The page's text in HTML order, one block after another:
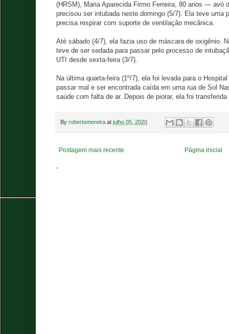
(HRSM), Maria Aparecida Firmo Ferreira, 80 anos — avó
precisou ser intubada neste domingo (5/7). Ela teve uma
precisa respirar com suporte de ventilação mecânica.
Até sábado (4/7), ela fazia uso de máscara de oxigênio.
teve de ser sedada para passar pelo processo de
UTI desde sexta-feira (3/7).
Na última quarta-feira (1º/7), ela foi levada para o
passar mal e ser encontrada caída em uma rua de Sol
saúde com falta de ar. Depois de piorar, ela foi
By robertomoreira at julho 05, 2020
Postagem mais recente Página inicial
.